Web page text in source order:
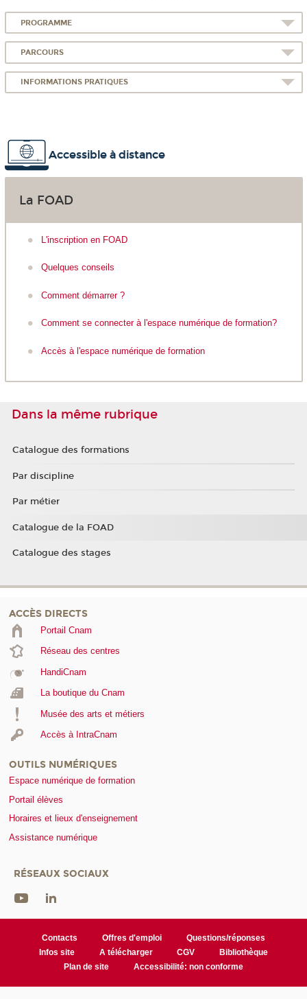
PROGRAMME
PARCOURS
INFORMATIONS PRATIQUES
Accessible à distance
La FOAD
L'inscription en FOAD
Quelques conseils
Comment démarrer ?
Comment se connecter à l'espace numérique de formation?
Accès à l'espace numérique de formation
Dans la même rubrique
Catalogue des formations
Par discipline
Par métier
Catalogue de la FOAD
Catalogue des stages
ACCÈS DIRECTS
Portail Cnam
Réseau des centres
HandiCnam
La boutique du Cnam
Musée des arts et métiers
Accès à IntraCnam
OUTILS NUMÉRIQUES
Espace numérique de formation
Portail élèves
Horaires et lieux d'enseignement
Assistance numérique
RÉSEAUX SOCIAUX
Contacts Offres d'emploi
Questions/réponses
Infos site
A télécharger CGV
Bibliothèque
Plan de site
Accessibilité: non conforme